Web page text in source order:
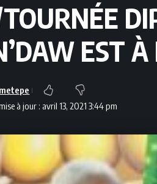
EST
à jour : avril 13, 2021 3:44 pm